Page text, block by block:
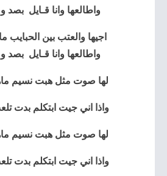
واطالعها وانا قـايل بصد
اجيها والعتب بين الحبايب
واطالعها وانا قـايل بصد
لها صوت مثل هبت نسيم
واذا اني جيت ابتكلم بدت
لها صوت مثل هبت نسيم
واذا اني جيت ابتكلم بدت